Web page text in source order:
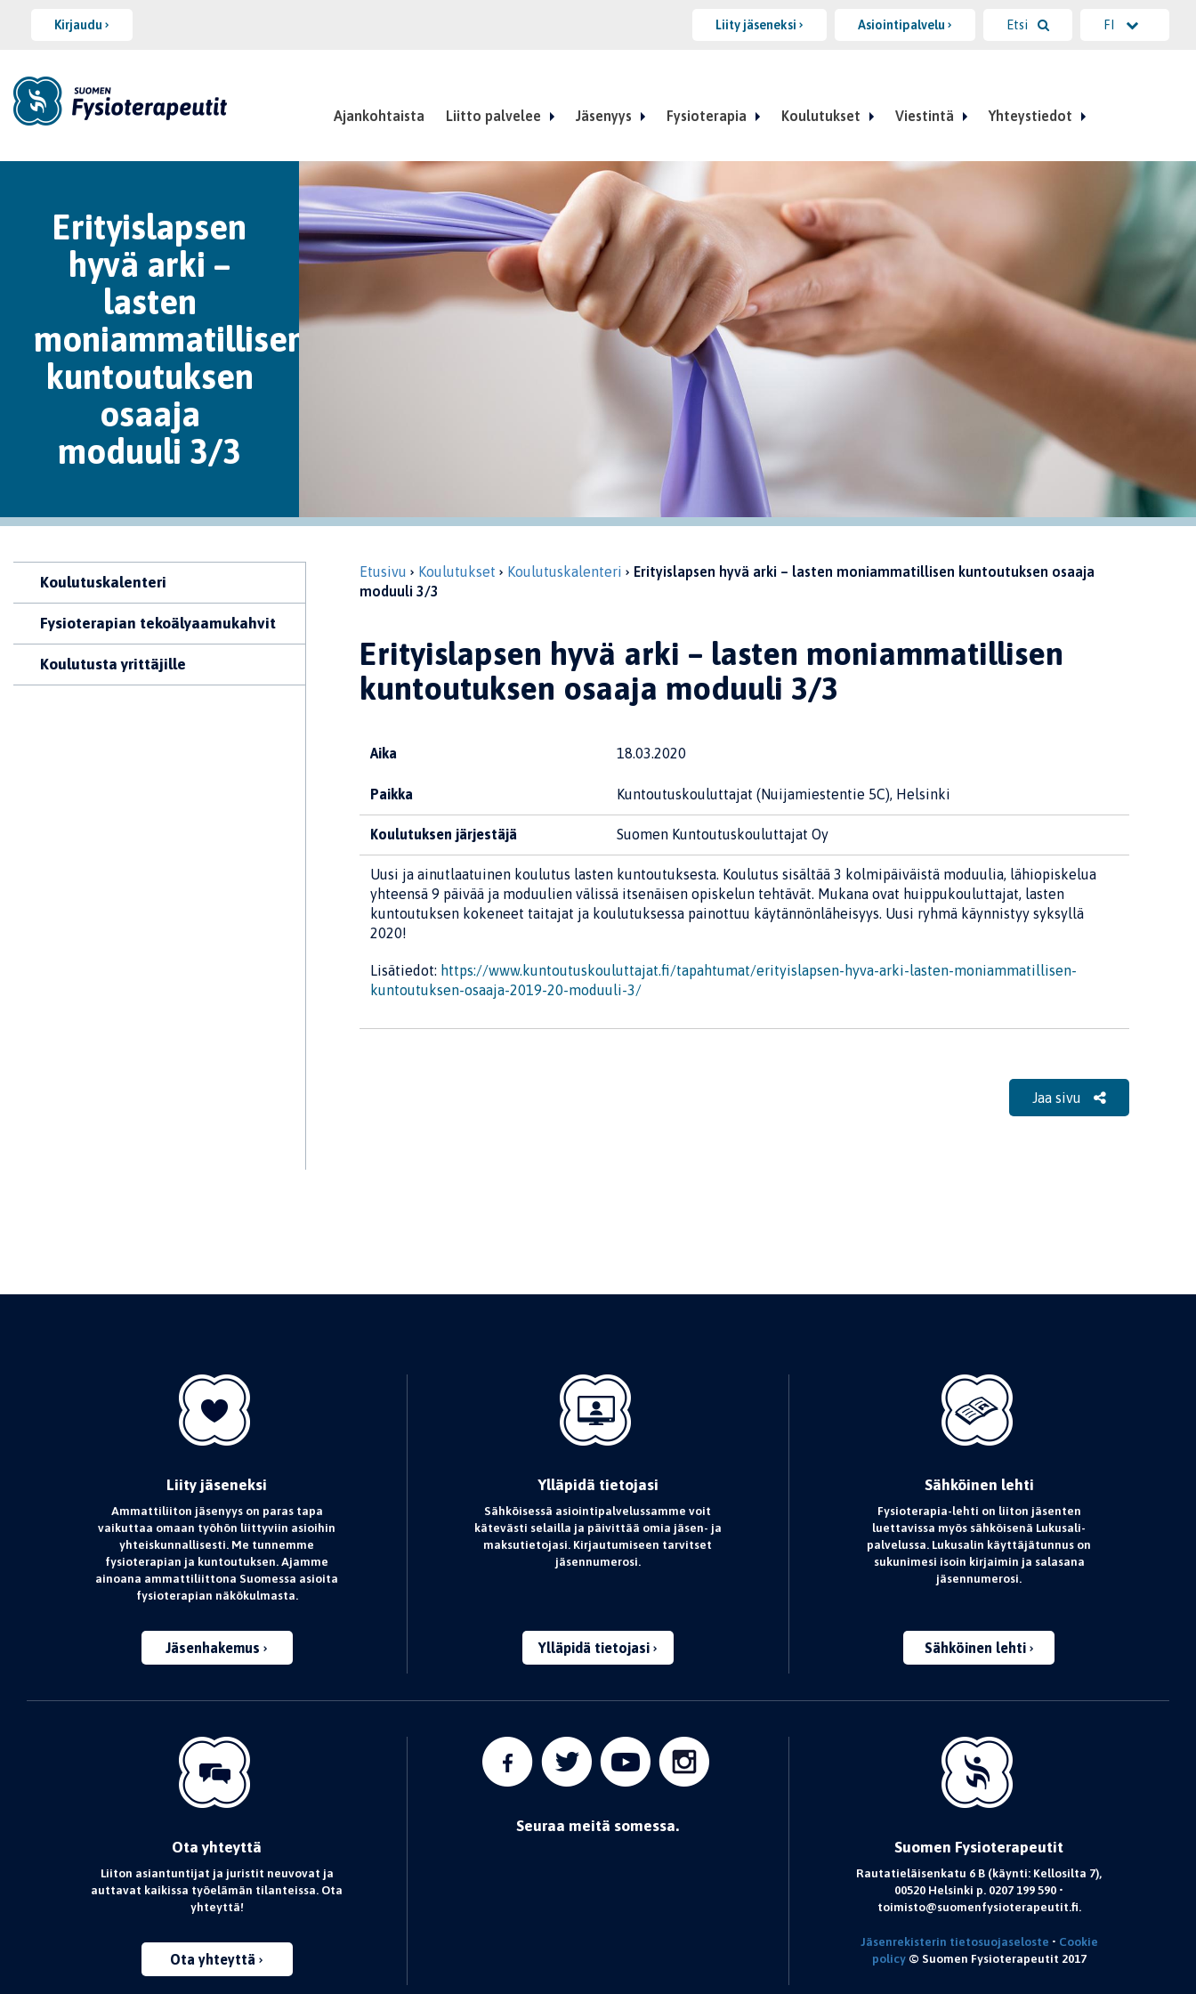
Kirjaudu Liity jäseneksi Asiointipalvelu Etsi FI
Ajankohtaista Liitto palvelee Jäsenyys Fysioterapia Koulutukset Viestintä Yhteystiedot
Erityislapsen
hyvä arki –
lasten
moniammatillisen
kuntoutuksen
osaaja
moduuli 3/3
Koulutuskalenteri
Fysioterapian tekoälyaamukahvit
Koulutusta yrittäjille
Etusivu Koulutukset Koulutuskalenteri
Erityislapsen hyvä arki – lasten moniammatillisen kuntoutuksen osaaja
moduuli 3/3
Erityislapsen hyvä arki – lasten moniammatillisen
kuntoutuksen osaaja moduuli 3/3
Aika 18.03.2020
Paikka Kuntoutuskouluttajat (Nuijamiestentie 5C), Helsinki
Koulutuksen järjestäjä Suomen Kuntoutuskouluttajat Oy
Uusi ja ainutlaatuinen koulutus lasten kuntoutuksesta. Koulutus sisältää 3 kolmipäiväistä moduulia, lähiopiskelua
yhteensä 9 päivää ja moduulien välissä itsenäisen opiskelun tehtävät. Mukana ovat huippukouluttajat, lasten
kuntoutuksen kokeneet taitajat ja koulutuksessa painottuu käytännönläheisyys. Uusi ryhmä käynnistyy syksyllä
2020!
Lisätiedot: https://www.kuntoutuskouluttajat.fi/tapahtumat/erityislapsen-hyva-arki-lasten-moniammatillisen-
kuntoutuksen-osaaja-2019-20-moduuli-3/
Jaa sivu
Liity jäseneksi
Ammattiliiton jäsenyys on paras tapa
vaikuttaa omaan työhön liittyviin asioihin
yhteiskunnallisesti. Me tunnemme
fysioterapian ja kuntoutuksen. Ajamme
ainoana ammattiliittona Suomessa asioita
fysioterapian näkökulmasta.
Jäsenhakemus
Ylläpidä tietojasi
Sähköisessä asiointipalvelussamme voit
kätevästi selailla ja päivittää omia jäsen- ja
maksutietojasi. Kirjautumiseen tarvitset
jäsennumerosi.
Ylläpidä tietojasi
Sähköinen lehti
Fysioterapia-lehti on liiton jäsenten
luettavissa myös sähköisenä Lukusali-
palvelussa. Lukusalin käyttäjätunnus on
sukunimesi isoin kirjaimin ja salasana
jäsennumerosi.
Sähköinen lehti
Ota yhteyttä
Liiton asiantuntijat ja juristit neuvovat ja
auttavat kaikissa työelämän tilanteissa. Ota
yhteyttä!
Ota yhteyttä
Seuraa meitä somessa.
Suomen Fysioterapeutit
Rautatieläisenkatu 6 B (käynti: Kellosilta 7),
00520 Helsinki p. 0207 199 590 •
toimisto@suomenfysioterapeutit.fi.
Jäsenrekisterin tietosuojaseloste • Cookie
policy© Suomen Fysioterapeutit 2017